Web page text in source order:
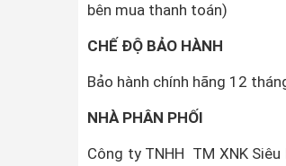
bên mua thanh toán)
CHẾ ĐỘ BẢO HÀNH
Bảo hành chính hãng 12
NHÀ PHÂN PHỐI
Công ty TNHH TM XNK